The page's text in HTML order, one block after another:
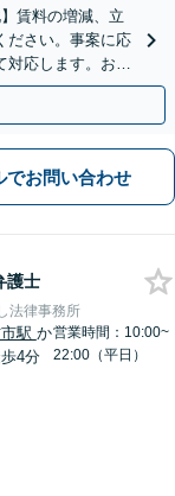
賃料の増減、立
ださい。事案に応
対応します。お気
対応可】
でお問い合わせ
護士
法律事務所
駅 か
4分
営業時間：10:00~
22:00（平日）